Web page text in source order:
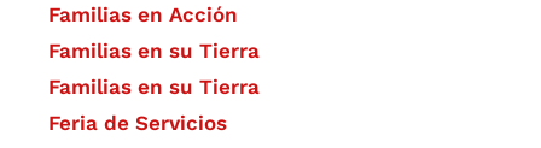
Familias en Acción
Familias en su Tierra
Familias en su Tierra
Feria de Servicios